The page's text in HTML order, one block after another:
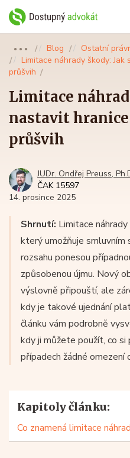
●●● Blog
Ostatní
Limitace náhrady škody:
průšvih
Limitace
nastavit
průšvih
JUDr. Ondřej Preuss,
ČAK 15597
14. prosince 2025
Shrnutí: Limitace
který umožňuje smluvním
rozsahu ponesou
způsobenou újmu. Nový
výslovně připouští, ale
kdy je takové ujednání
článku vám podrobně
kdy ji můžete použít, co
případech žádné
Kapitoly článku: